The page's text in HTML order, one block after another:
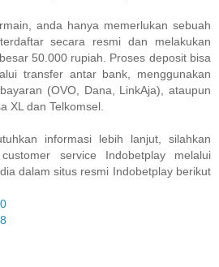
anda hanya memerlukan sebuah
secara resmi dan melakukan
50.000 rupiah. Proses deposit bisa
transfer antar bank, menggunakan
(OVO, Dana, LinkAja), ataupun
XL dan Telkomsel.
informasi lebih lanjut, silahkan
service Indobetplay melalui
dalam situs resmi Indobetplay berikut